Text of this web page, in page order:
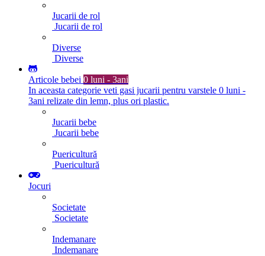
Jucarii de rol
Jucarii de rol
Diverse
Diverse
Articole bebei 0 luni - 3ani
In aceasta categorie veti gasi jucarii pentru varstele 0 luni -
3ani relizate din lemn, plus ori plastic.
Jucarii bebe
Jucarii bebe
Puericultură
Puericultură
Jocuri
Societate
Societate
Indemanare
Indemanare